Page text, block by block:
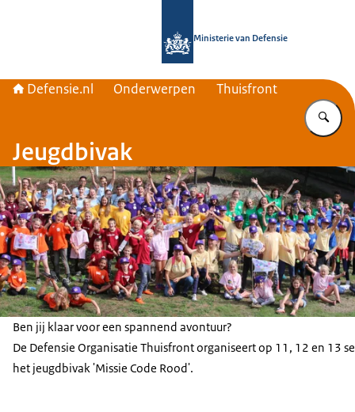
Ministerie van Defensie
Defensie.nl Onderwerpen Thuisfront
Jeugdbivak
Ben jij klaar voor een spannend avontuur?
De Defensie Organisatie Thuisfront organiseert op 11, 12 en 13
het jeugdbivak 'Missie Code Rood'.